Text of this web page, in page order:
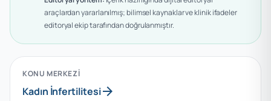
araçlardan yararlanılmış; bilimsel kaynaklar ve klinik ifadeler
editoryal ekip tarafından doğrulanmıştır.
KONU MERKEZI
Kadın İnfertilitesiarrow_forward